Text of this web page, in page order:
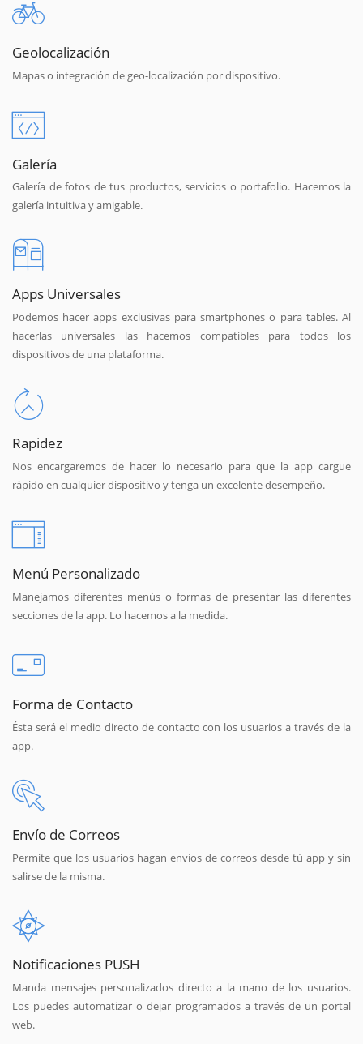
Geolocalización
Mapas o integración de geo-localización por dispositivo.
Galería
Galería de fotos de tus productos, servicios o portafolio. Hacemos la
galería intuitiva y amigable.
Apps Universales
Podemos hacer apps exclusivas para smartphones o para tables. Al
hacerlas universales las hacemos compatibles para todos los
dispositivos de una plataforma.
Rapidez
Nos encargaremos de hacer lo necesario para que la app cargue
rápido en cualquier dispositivo y tenga un excelente desempeño.
Menú Personalizado
Manejamos diferentes menús o formas de presentar las diferentes
secciones de la app. Lo hacemos a la medida.
Forma de Contacto
Ésta será el medio directo de contacto con los usuarios a través de la
app.
Envío de Correos
Permite que los usuarios hagan envíos de correos desde tú app y sin
salirse de la misma.
Notificaciones PUSH
Manda mensajes personalizados directo a la mano de los usuarios.
Los puedes automatizar o dejar programados a través de un portal
web.